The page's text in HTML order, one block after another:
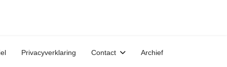
Privacyverklaring Contact Archief